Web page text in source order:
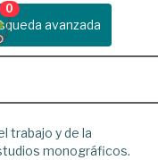
avanzada
0
trabajo y de la
monográficos.